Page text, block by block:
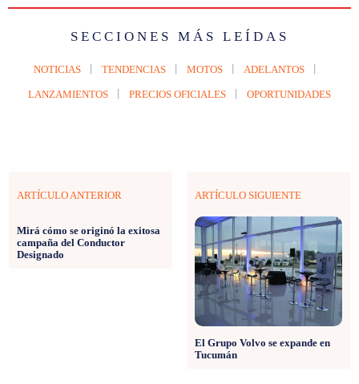
SECCIONES MÁS LEÍDAS
NOTICIAS TENDENCIAS MOTOS ADELANTOS
LANZAMIENTOS PRECIOS OFICIALES OPORTUNIDADES
ARTÍCULO ANTERIOR
Mirá cómo se originó la exitosa
campaña del Conductor
Designado
ARTÍCULO SIGUIENTE
El Grupo Volvo se expande en
Tucumán